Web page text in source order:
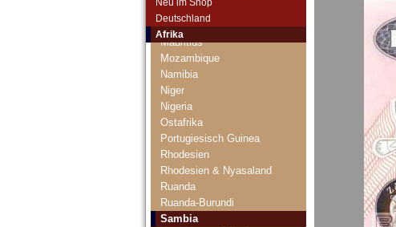
Deutschland
Afrika
Mauretanien
Mauritius
Mozambique
Namibia
Niger
Nigeria
Ostafrika
Portugiesisch Guinea
Rhodesien
Rhodesien & Nyasaland
Ruanda
Ruanda-Burundi
Sambia